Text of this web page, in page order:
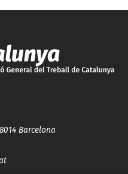
Barcelona